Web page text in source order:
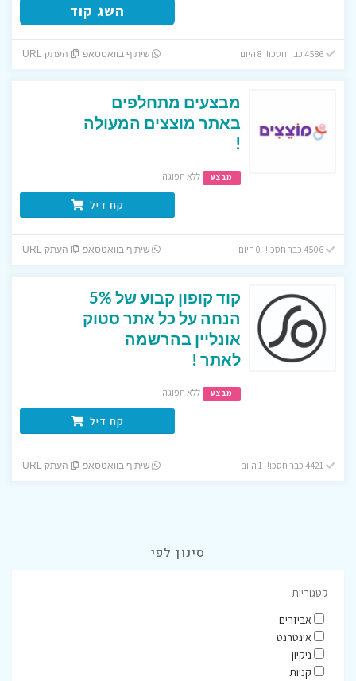
השג קוד
4586 כבר חסכו! 8 היום שיתוף בוואטסאפ העתק URL
מבצעים מתחלפים
באתר מוצצים המעולה
!
מבצע ללא תפוגה
קח דיל
4506 כבר חסכו! 0 היום שיתוף בוואטסאפ העתק URL
קוד קופון קבוע של 5%
הנחה על כל אתר סטוק
אונליין בהרשמה
לאתר !
מבצע ללא תפוגה
קח דיל
שיתוף בוואטסאפ העתק URL
סינון לפי
קטגוריות
אביזרים
אינטרנט
ניקיון
קניות